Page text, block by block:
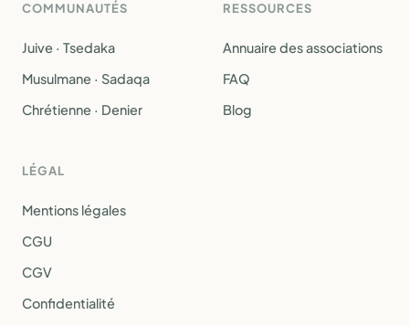
COMMUNAUTÉS
Juive · Tsedaka
Musulmane · Sadaqa
Chrétienne · Denier
RESSOURCES
Annuaire des associations
FAQ
Blog
LÉGAL
Mentions légales
CGU
CGV
Confidentialité